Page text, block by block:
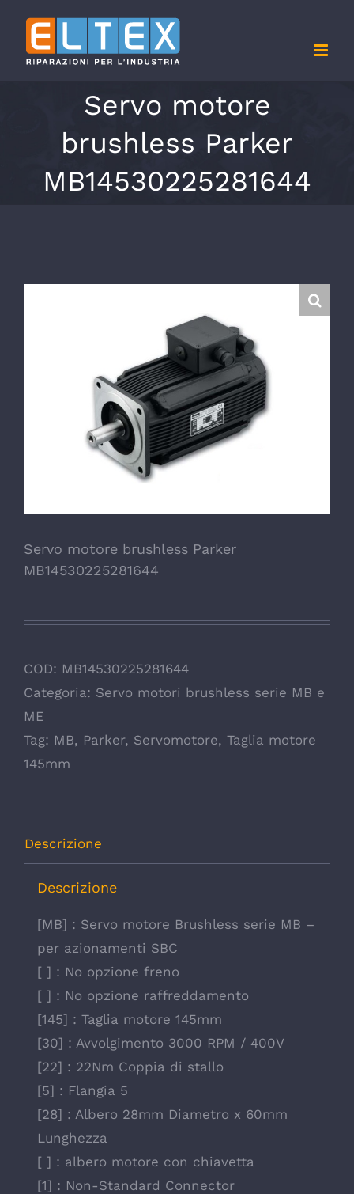
contenuto
Servo motore
brushless Parker
MB14530225281644
Servo motore brushless Parker
MB14530225281644
COD: MB14530225281644
Categoria: Servo motori brushless serie MB e
ME
Tag: MB, Parker, Servomotore, Taglia motore
145mm
Descrizione
Descrizione
[MB] : Servo motore Brushless serie MB –
per azionamenti SBC
[ ] : No opzione freno
[ ] : No opzione raffreddamento
[145] : Taglia motore 145mm
[30] : Avvolgimento 3000 RPM / 400V
[22] : 22Nm Coppia di stallo
[5] : Flangia 5
[28] : Albero 28mm Diametro x 60mm
Lunghezza
[ ] : albero motore con chiavetta
[1] : Non-Standard Connector